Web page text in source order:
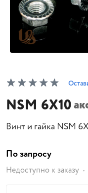
NSM 6X10
Винт и гайка NSM
По запросу
Недоступно к заказу